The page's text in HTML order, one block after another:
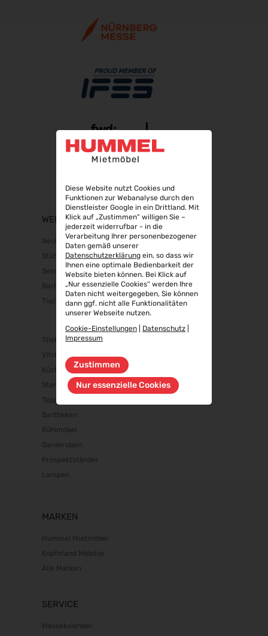
WEBSHOP
Neuheiten
Stühle
Sessel/Sofas
Barhocker
Tische
Theken/Schränke
Vitrinen
Küchenausstattung
Standzubehör
Teppiche
Bartheken
Kühlmöbel
Garderoben
Prospektständer
Lampen
MARKEN
Hummel Mietmöbel
Kopfstand Mobiliar
Alle Marken
SERVICE
Messekalender
Diese Website nutzt Cookies und
Funktionen zur Webanalyse durch den
Dienstleister Google in ein Drittland. Mit
Klick auf „Zustimmen“ willigen Sie –
jederzeit widerrufbar - in die
Verarbeitung Ihrer personenbezogener
Daten gemäß unserer
Datenschutzerklärung ein, so dass wir
Ihnen eine optimale Bedienbarkeit der
Website bieten können. Bei Klick auf
„Nur essenzielle Cookies“ werden Ihre
Daten nicht weitergegeben, Sie können
dann ggf. nicht alle Funktionalitäten
unserer Webseite nutzen.
Cookie-Einstellungen
Datenschutz
Impressum
Zustimmen
Nur essenzielle Cookies